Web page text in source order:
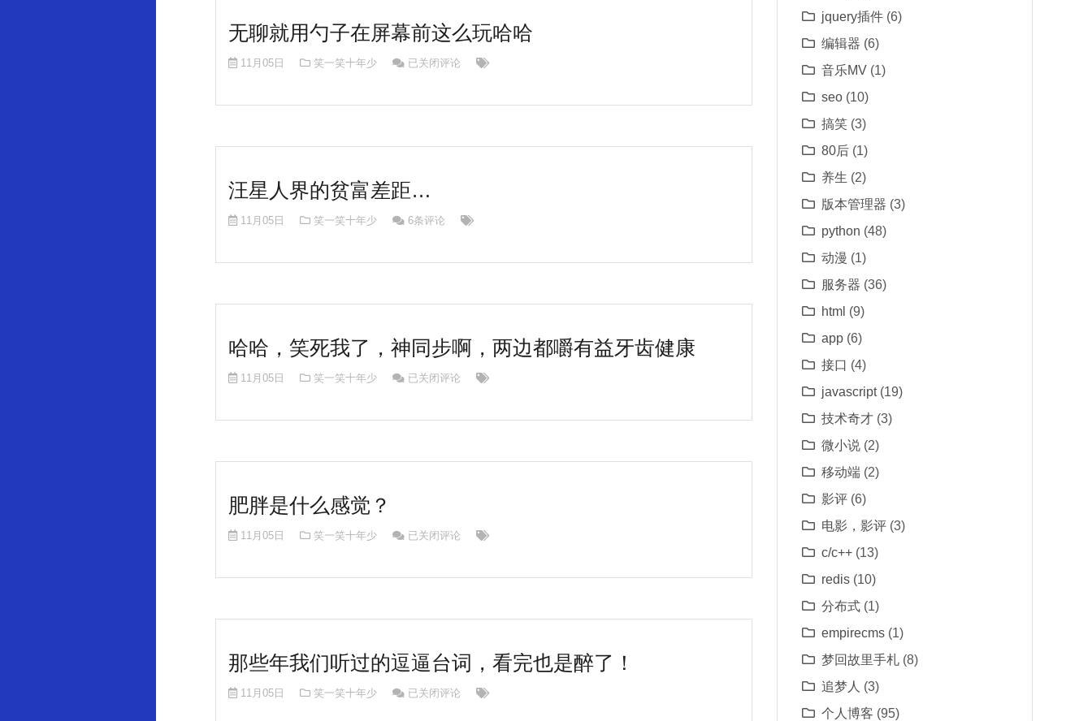
无聊就用勺子在屏幕前这么玩哈哈
11月05日 笑一笑十年少 无聊就用勺子在屏幕前这么玩哈哈
已关闭评论
汪星人界的贫富差距…
11月05日 笑一笑十年少 6条评论
哈哈，笑死我了，神同步啊，两边都嚼有益牙齿健康
11月05日 笑一笑十年少 哈哈，笑死我了，神同步啊，两边都嚼有益牙齿健康
已关闭评论
肥胖是什么感觉？
11月05日 笑一笑十年少 肥胖是什么感觉？
已关闭评论
那些年我们听过的逗逼台词，看完也是醉了！
11月05日 笑一笑十年少 那些年我们听过的逗逼台词，看完也是醉了！
已关闭评论
jquery插件(6)
编辑器 (6)
音乐MV(1)
seo(10)
搞笑(3)
80后(1)
养生 (2)
版本管理器 (3)
python (48)
动漫 (1)
服务器 (36)
html (9)
app(6)
接口 (4)
javascript(19)
技术奇才(3)
微小说(2)
移动端(2)
影评(6)
电影，影评(3)
c/c++(13)
redis(10)
分布式(1)
empirecms(1)
梦回故里手札(8)
追梦人 (3)
个人博客 (95)